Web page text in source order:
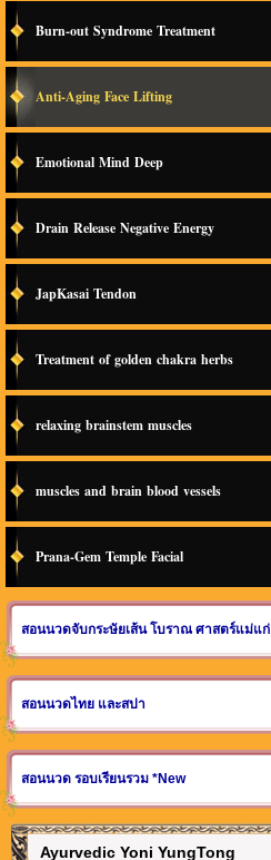
Burn-out Syndrome Treatment
Anti-Aging Face Lifting
Emotional Mind Deep
Drain Release Negative Energy
JapKasai Tendon
Treatment of golden chakra herbs
relaxing brainstem muscles
muscles and brain blood vessels
Prana-Gem Temple Facial
สอนนวดจับกระษัยเส้น โบราณ ศาสตร์แม่แก่
สอนนวดไทย และสปา
สอนนวด รอบเรียนรวม *New
Ayurvedic Yoni YungTong